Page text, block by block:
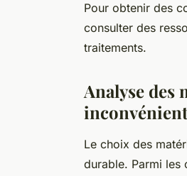
Pour obtenir des
consulter des
traitements.
Analyse des
Le choix des
durable. Parmi les